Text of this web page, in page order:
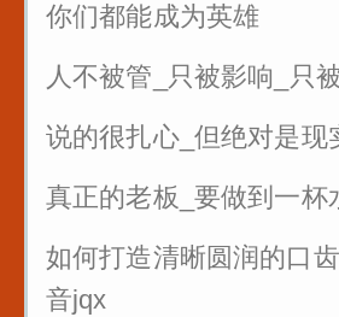
你们都能成为英雄
人不被管_只被影响_只
说的很扎心_但绝对是现
真正的老板_要做到一杯
如何打造清晰圆润的口
音jqx